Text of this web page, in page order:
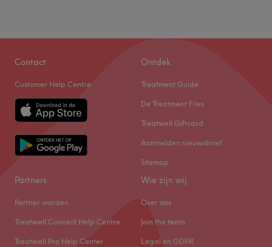
Contact
Customer Help Centre
Ontdek
Treatment Guide
De Treatment Files
Treatwell Giftcard
Aanmelden nieuwsbrief
Sitemap
Partners
Partner worden
Treatwell Connect Help Centre
Treatwell Pro Help Center
Wie zijn wij
Over ons
Join the team
Legal en GDPR